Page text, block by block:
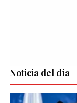
Noticia del día